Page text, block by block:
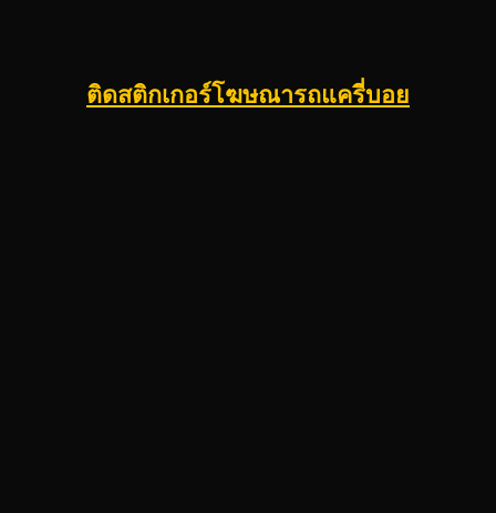
ติดสติกเกอร์โฆษณารถแครี่บอย